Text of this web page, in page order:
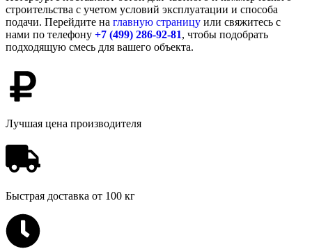
строительства с учетом условий эксплуатации и способа
подачи. Перейдите на главную страницу или свяжитесь с
нами по телефону +7 (499) 286-92-81, чтобы подобрать
подходящую смесь для вашего объекта.
Лучшая цена производителя
Быстрая доставка от 100 кг